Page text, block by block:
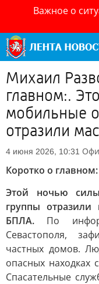
Важное о
Михаил
главном:.
мобильные
отразили
4 июня 2026, 10:31
Коротко о главном:
Этой ночью
группы
БПЛА. По
Севастополя,
частных домов.
опасных находках
Спасательные